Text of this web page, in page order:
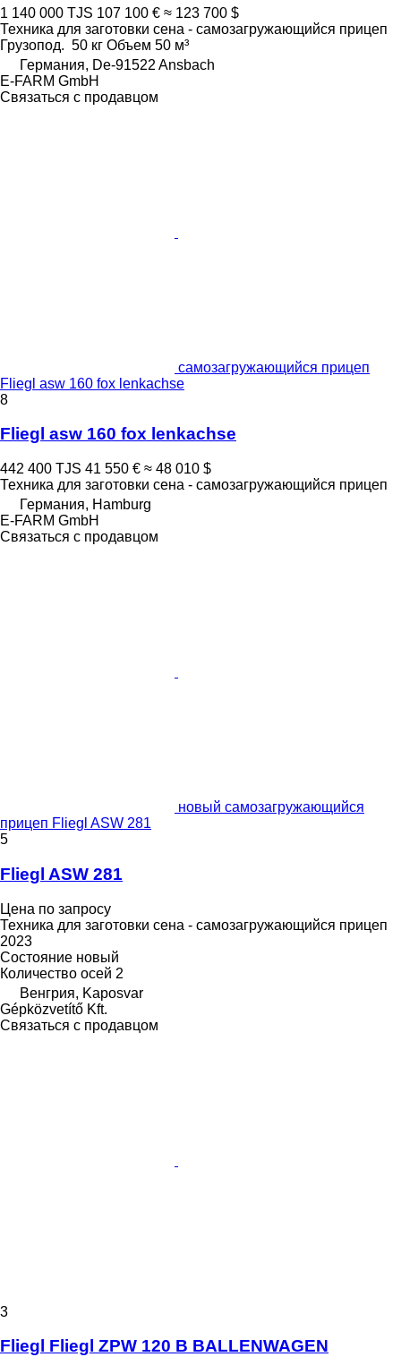
1 140 000 TJS 107 100 € ≈ 123 700 $
Техника для заготовки сена - самозагружающийся прицеп
Грузопод. 50 кг Объем 50 м³
Германия, De-91522 Ansbach
E-FARM GmbH
Связаться с продавцом
самозагружающийся прицеп
Fliegl asw 160 fox lenkachse
8
Fliegl asw 160 fox lenkachse
442 400 TJS 41 550 € ≈ 48 010 $
Техника для заготовки сена - самозагружающийся прицеп
Германия, Hamburg
E-FARM GmbH
Связаться с продавцом
новый самозагружающийся
прицеп Fliegl ASW 281
5
Fliegl ASW 281
Цена по запросу
Техника для заготовки сена - самозагружающийся прицеп
2023
Состояние новый
Количество осей 2
Венгрия, Kaposvar
Gépközvetítő Kft.
Связаться с продавцом
3
Fliegl Fliegl ZPW 120 B BALLENWAGEN